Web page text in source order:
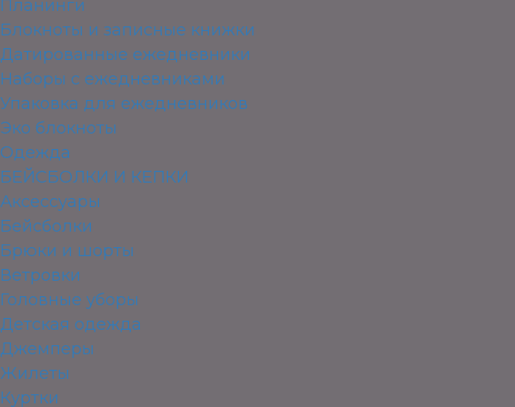
Планинги
Блокноты и записные книжки
Датированные ежедневники
Наборы с ежедневниками
Упаковка для ежедневников
Эко блокноты
Одежда
БЕЙСБОЛКИ И КЕПКИ
Аксессуары
Бейсболки
Брюки и шорты
Ветровки
Головные уборы
Детская одежда
Джемперы
Жилеты
Куртки